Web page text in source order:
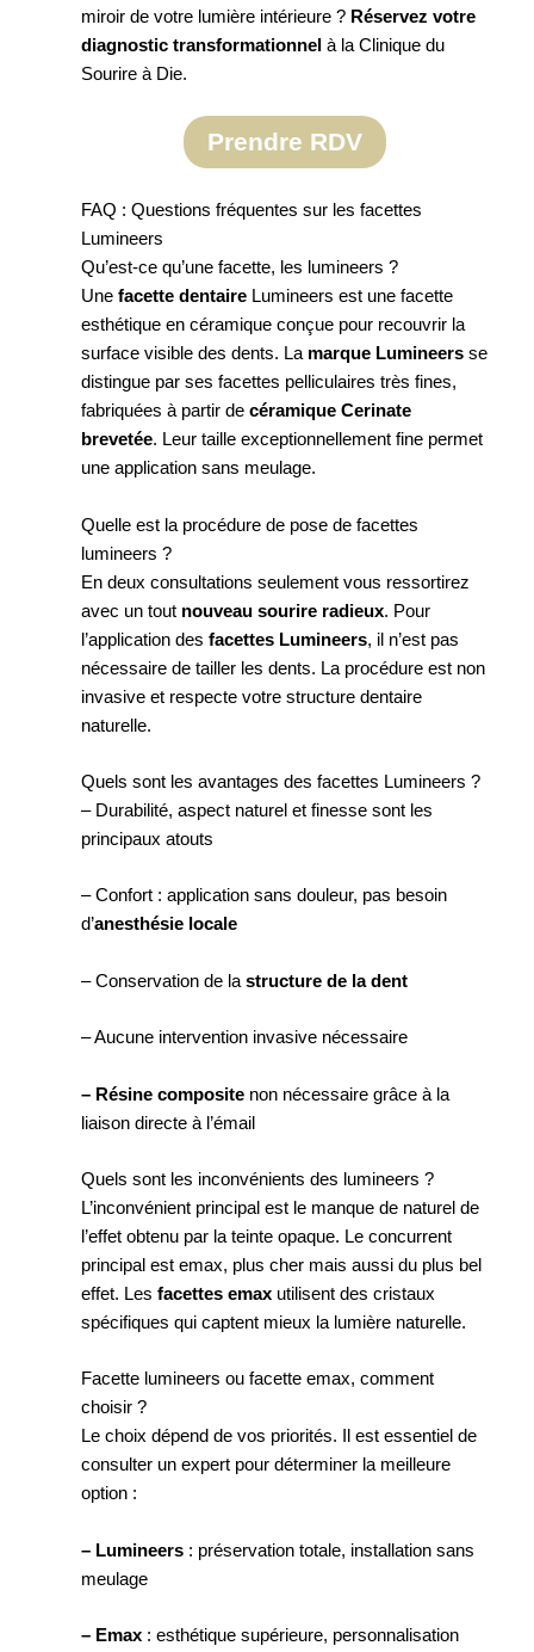
miroir de votre lumière intérieure ? Réservez votre
diagnostic transformationnel à la Clinique du
Sourire à Die.
Prendre RDV
FAQ : Questions fréquentes sur les facettes
Lumineers
Qu’est-ce qu’une facette, les lumineers ?
Une facette dentaireLumineers est une facette
esthétique en céramique conçue pour recouvrir la
surface visible des dents. La marque Lumineersse
distingue par ses facettes pelliculaires très fines,
fabriquées à partir de céramique Cerinate
brevetée. Leur taille exceptionnellement fine permet
une application sans meulage.
Quelle est la procédure de pose de facettes
lumineers ?
En deux consultations seulement vous ressortirez
avec un tout nouveau sourire radieux. Pour
l’application des facettes Lumineers, il n’est pas
nécessaire de tailler les dents. La procédure est non
invasive et respecte votre structure dentaire
naturelle.
Quels sont les avantages des facettes Lumineers ?
– Durabilité, aspect naturel et finesse sont les
principaux atouts
– Confort : application sans douleur, pas besoin
d’anesthésie locale
– Conservation de la structure de la dent
– Aucune intervention invasive nécessaire
– Résine compositenon nécessaire grâce à la
liaison directe à l’émail
Quels sont les inconvénients des lumineers ?
L’inconvénient principal est le manque de naturel de
l’effet obtenu par la teinte opaque. Le concurrent
principal est emax, plus cher mais aussi du plus bel
effet. Les facettes emaxutilisent des cristaux
spécifiques qui captent mieux la lumière naturelle.
Facette lumineers ou facette emax, comment
choisir ?
Le choix dépend de vos priorités. Il est essentiel de
consulter un expert pour déterminer la meilleure
option :
– Lumineers: préservation totale, installation sans
meulage
– Emax: esthétique supérieure, personnalisation